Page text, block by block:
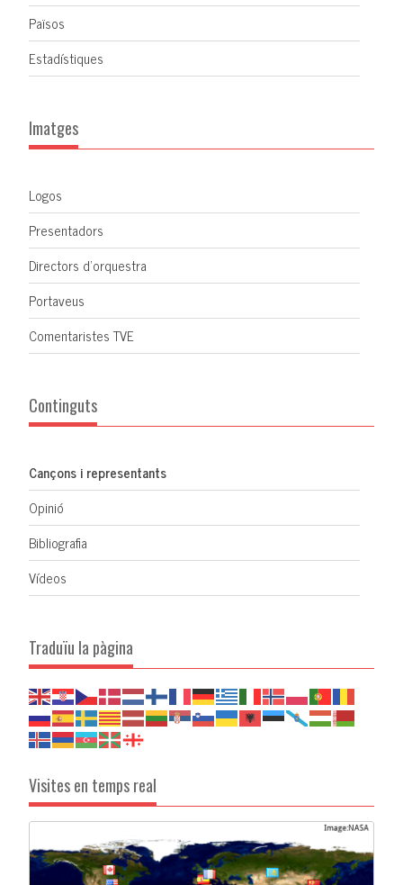
Països
Estadístiques
Imatges
Logos
Presentadors
Directors d'orquestra
Portaveus
Comentaristes TVE
Continguts
Cançons i representants
Opinió
Bibliografia
Vídeos
Traduïu la pàgina
Visites en temps real